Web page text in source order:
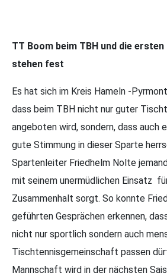
TT Boom beim TBH und die ersten
stehen fest
Es hat sich im Kreis Hameln -
dass beim TBH nicht nur guter
angeboten wird, sondern, dass auch
gute Stimmung in dieser Sparte
Spartenleiter Friedhelm Nolte
mit seinem unermüdlichen Einsatz
Zusammenhalt sorgt. So konnte
geführten Gesprächen erkennen,
nicht nur sportlich sondern auch
Tischtennisgemeinschaft passen
Mannschaft wird in der nächsten